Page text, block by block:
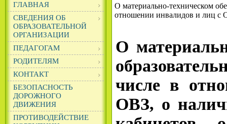
ГЛАВНАЯ
СВЕДЕНИЯ ОБ
ОБРАЗОВАТЕЛЬНОЙ
ОРГАНИЗАЦИИ
ПЕДАГОГАМ
РОДИТЕЛЯМ
КОНТАКТ
БЕЗОПАСНОСТЬ
ДОРОЖНОГО
ДВИЖЕНИЯ
ПРОТИВОДЕЙСТВИЕ
О материально-техническом
отношении инвалидов и лиц с
О
числе в
ОВЗ, о